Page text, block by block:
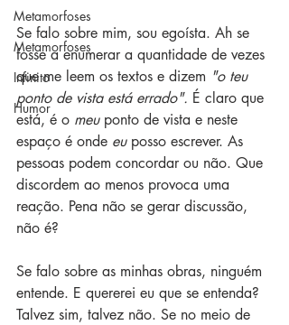
Metamorfoses
Metamorfoses
Infinito
Humor
Se falo sobre mim, sou egoísta. Ah se
fosse a enumerar a quantidade de vezes
que me leem os textos e dizem "o teu
ponto de vista está errado". É claro que
está, é o meu ponto de vista e neste
espaço é onde eu posso escrever. As
pessoas podem concordar ou não. Que
discordem ao menos provoca uma
reação. Pena não se gerar discussão,
não é?
Se falo sobre as minhas obras, ninguém
entende. E quererei eu que se entenda?
Talvez sim, talvez não. Se no meio de